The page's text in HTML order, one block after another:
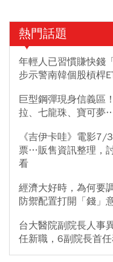
熱門話題
年輕人已習慣賺快錢
步示警南韓個股槓桿
巨型鋼彈現身信義區
拉、七龍珠、寶可夢
《吉伊卡哇》電影7/
票…販售資訊整理，
看
經濟大好時，為何要
防禦配置打開「錢」
台大醫院副院長人事
任新職，6副院長首